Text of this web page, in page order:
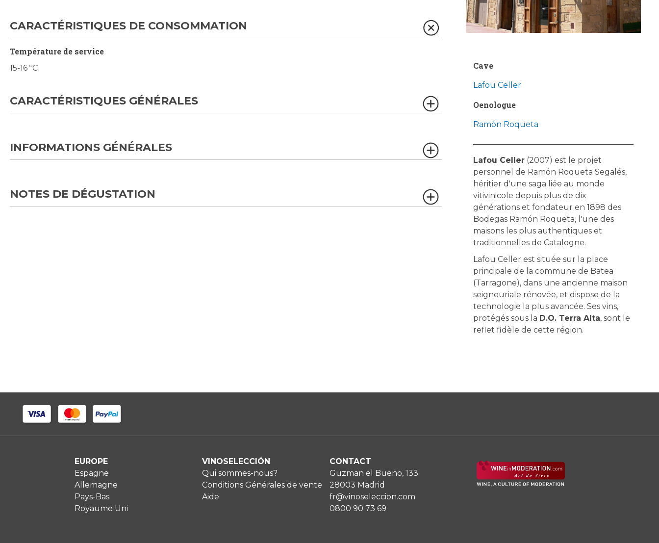
CARACTÉRISTIQUES DE CONSOMMATION
Température de service
15-16 ºC
CARACTÉRISTIQUES GÉNÉRALES
INFORMATIONS GÉNÉRALES
NOTES DE DÉGUSTATION
Cave
Lafou Celler
Oenologue
Ramón Roqueta
Lafou Celler(2007) est le projet
personnel de Ramón Roqueta Segalés,
héritier d'une saga liée au monde
vitivinicole depuis plus de dix
générations et fondateur en 1898 des
Bodegas Ramón Roqueta, l'une des
maisons les plus authentiques et
traditionnelles de Catalogne.
Lafou Celler est située sur la place
principale de la commune de Batea
(Tarragone), dans une ancienne maison
seigneuriale rénovée, et dispose de la
technologie la plus avancée. Ses vins,
protégés sous la D.O. Terra Alta, sont le
reflet fidèle de cette région.
EUROPE
Espagne
Allemagne
Pays-Bas
Royaume Uni
VINOSELECCIÓN
Qui sommes-nous?
Conditions Générales de vente
Aide
CONTACT
Guzman el Bueno, 133
28003 Madrid
fr@vinoseleccion.com
0800 90 73 69